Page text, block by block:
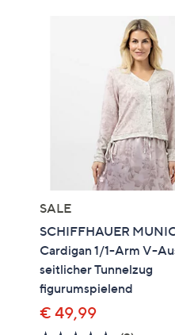
SALE
SCHIFFHAUER
Cardigan 1/1-Arm V-
seitlicher Tunnelzug
figurumspielend
€ 49,99